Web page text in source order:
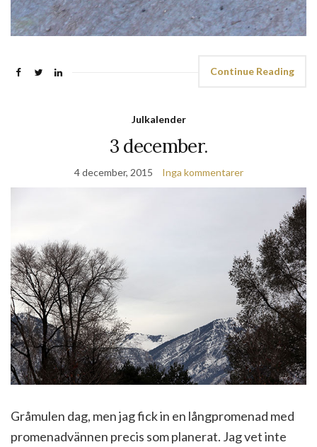
Continue Reading
Julkalender
3 december.
4 december, 2015 Inga kommentarer
Gråmulen dag, men jag fick in en långpromenad med
promenadvännen precis som planerat. Jag vet inte